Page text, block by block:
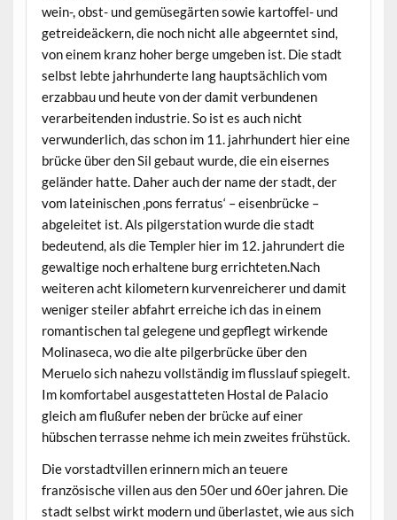
wein-, obst- und gemüsegärten sowie kartoffel- und
getreideäckern, die noch nicht alle abgeerntet sind,
von einem kranz hoher berge umgeben ist. Die stadt
selbst lebte jahrhunderte lang hauptsächlich vom
erzabbau und heute von der damit verbundenen
verarbeitenden industrie. So ist es auch nicht
verwunderlich, das schon im 11. jahrhundert hier eine
brücke über den Sil gebaut wurde, die ein eisernes
geländer hatte. Daher auch der name der stadt, der
vom lateinischen ‚pons ferratus‘ – eisenbrücke –
abgeleitet ist. Als pilgerstation wurde die stadt
bedeutend, als die Templer hier im 12. jahrundert die
gewaltige noch erhaltene burg errichteten.Nach
weiteren acht kilometern kurvenreicherer und damit
weniger steiler abfahrt erreiche ich das in einem
romantischen tal gelegene und gepflegt wirkende
Molinaseca, wo die alte pilgerbrücke über den
Meruelo sich nahezu vollständig im flusslauf spiegelt.
Im komfortabel ausgestatteten Hostal de Palacio
gleich am flußufer neben der brücke auf einer
hübschen terrasse nehme ich mein zweites frühstück.
Die vorstadtvillen erinnern mich an teuere
französische villen aus den 50er und 60er jahren. Die
stadt selbst wirkt modern und überlastet, wie aus sich